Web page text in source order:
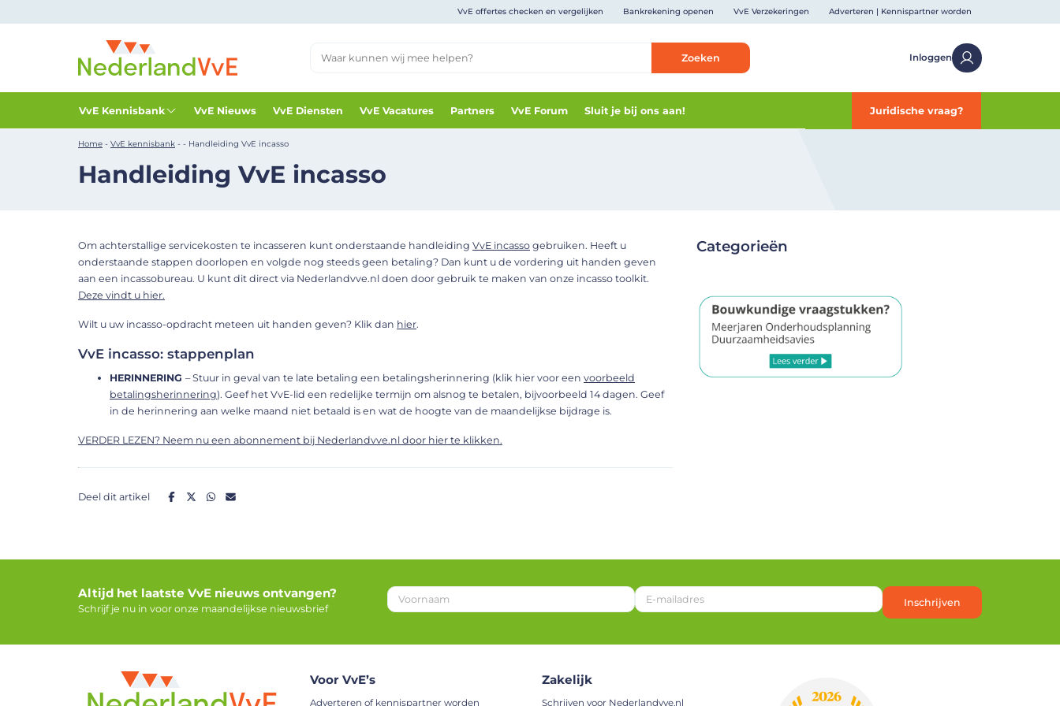
VvE offertes checken en vergelijken Bankrekening openen VvE Verzekeringen Adverteren | Kennispartner worden
Zoeken Inloggen
VvE Kennisbank VvE Nieuws VvE Diensten VvE Vacatures Partners VvE Forum Sluit je bij ons aan! Juridische vraag?
Home - VvE kennisbank - - Handleiding VvE incasso
Handleiding VvE incasso
Om achterstallige servicekosten te incasseren kunt onderstaande handleiding VvE incasso gebruiken. Heeft u
onderstaande stappen doorlopen en volgde nog steeds geen betaling? Dan kunt u de vordering uit handen geven
aan een incassobureau. U kunt dit direct via Nederlandvve.nl doen door gebruik te maken van onze incasso toolkit.
Deze vindt u hier.
Wilt u uw incasso-opdracht meteen uit handen geven? Klik dan hier.
VvE incasso: stappenplan
HERINNERING – Stuur in geval van te late betaling een betalingsherinnering (klik hier voor een voorbeeld
betalingsherinnering). Geef het VvE-lid een redelijke termijn om alsnog te betalen, bijvoorbeeld 14 dagen. Geef
in de herinnering aan welke maand niet betaald is en wat de hoogte van de maandelijkse bijdrage is.
VERDER LEZEN? Neem nu een abonnement bij Nederlandvve.nl door hier te klikken.
Deel dit artikel
Categorieën
Altijd het laatste VvE nieuws ontvangen?
Schrijf je nu in voor onze maandelijkse nieuwsbrief
V
o
m
Inschrijven
Voor VvE’s
Adverteren of kennispartner worden
Zakelijk
Schrijven voor Nederlandvve.nl